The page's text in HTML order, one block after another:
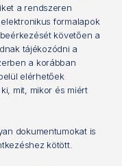
a rendszeren
formalapok
követően a
tájékozódni a
a korábban
elérhetőek
mit, mikor és miért
dokumentumokat is
kötött.